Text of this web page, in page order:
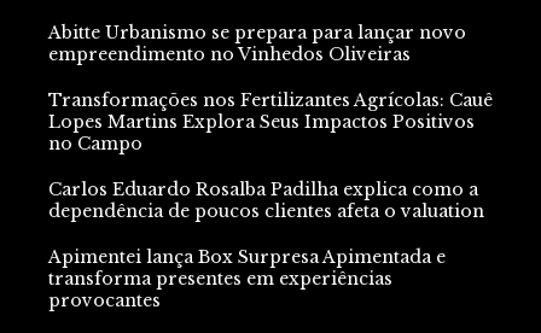
Abitte Urbanismo se prepara para lançar novo
empreendimento no Vinhedos Oliveiras
Transformações nos Fertilizantes Agrícolas: Cauê
Lopes Martins Explora Seus Impactos Positivos
no Campo
Carlos Eduardo Rosalba Padilha explica como a
dependência de poucos clientes afeta o valuation
Apimentei lança Box Surpresa Apimentada e
transforma presentes em experiências
provocantes